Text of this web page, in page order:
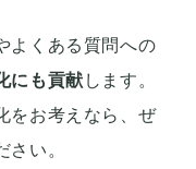
よくある質問への
にも貢献 します。
をお考えなら、ぜ
い。